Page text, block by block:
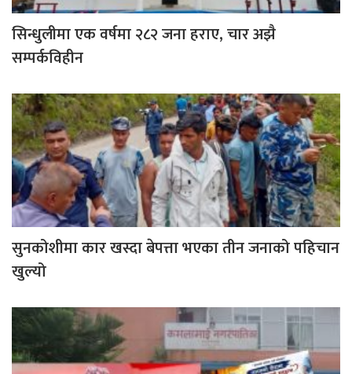
सिन्धुलीमा एक वर्षमा २८२ जना हराए, चार अझै
सम्पर्कविहीन
सुनकोशीमा कार खस्दा बेपत्ता भएका तीन जनाको पहिचान
खुल्यो